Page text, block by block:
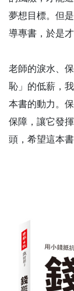
夢想目標。但
導專書，於是
老師的淚水、
恥」的低薪，
本書的動力。
保障，讓它發
頭，希望這本